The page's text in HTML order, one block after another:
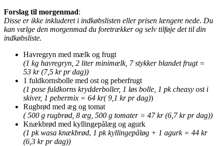
Forslag til morgenmad:
Disse er ikke inkluderet i indkøbslisten eller prisen længere nede. Du
kan vælge den morgenmad du foretrækker og selv tilføje det til din
indkøbsliste.
Havregryn med mælk og frugt
(1 kg havregryn, 2 liter minimælk, 7 stykker blandet frugt =
53 kr (7,5 kr pr dag))
1 fuldkornsbolle med ost og peberfrugt
(1 pose fuldkorns krydderboller, 1 løs bolle, 1 pk cheasy ost i
skiver, 1 pebermix = 64 kr( 9,1 kr pr dag))
Rugbrød med æg og tomat
( 500 g rugbrød, 8 æg, 500 g tomater = 47 kr (6,7 kr pr dag))
Knækbrød med kyllingepålæg og agurk
(1 pk wasa knækbrød, 1 pk kyllingepåløg + 1 agurk = 44 kr
(6,3 kr pr dag))